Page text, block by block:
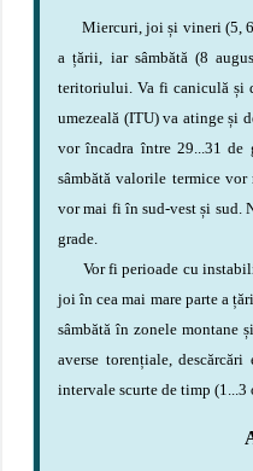
Miercuri, joi și vineri (5, 6
a țării, iar sâmbătă (8
teritoriului. Va fi caniculă și
umezeală (ITU) va atinge și
vor încadra între 29...31 de
sâmbătă valorile termice vor
vor mai fi în sud-vest și sud.
grade.
Vor fi perioade cu
joi în cea mai mare parte a
sâmbătă în zonele montane
averse torențiale,
intervale scurte de timp